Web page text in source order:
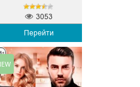
Перейти
3053